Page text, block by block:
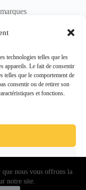
technologies telles que les
appareils. Le fait de consentir
telles que le comportement de
consentir ou de retirer son
et fonctions.
que nous vous offrons la
notre site.
des
SAS